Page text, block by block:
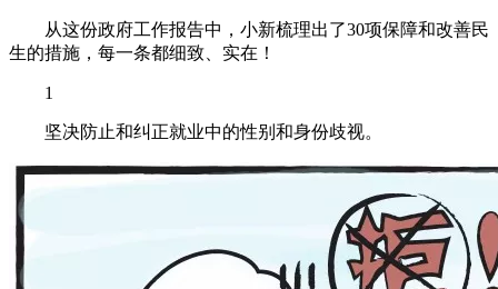
从这份政府工作报告中，小新梳理出了30项保障和改善民
生的措施，每一条都细致、实在！
1
坚决防止和纠正就业中的性别和身份歧视。